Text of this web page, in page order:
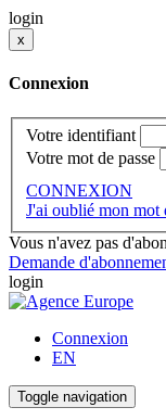
login
x
Connexion
Votre identifiant
Votre mot de passe
CONNEXION
J'ai oublié mon mot
Vous n'avez pas
Demande
login
Connexion
EN
Toggle navigation